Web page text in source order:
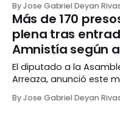
contabilizan 235 fallecidos y
indicó que La Guaira
afectada por el
By Jose Gabriel Deyan
Más de 170
plena tras
Amnistía según
El diputado a la
Arreaza, anunció este
entrada en vigor de la Ley de
By Jose Gabriel Deyan